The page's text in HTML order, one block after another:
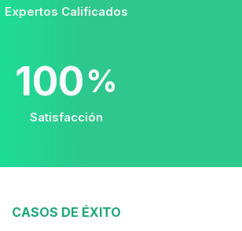
Expertos Calificados
100%
Satisfacción
CASOS DE ÉXITO